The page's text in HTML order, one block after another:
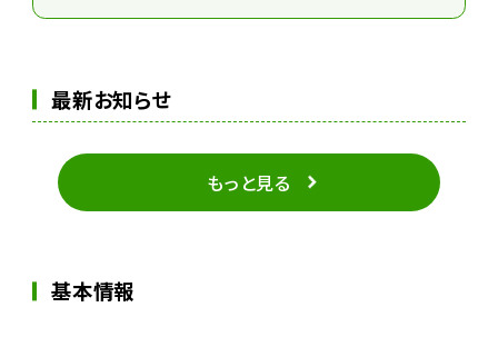
最新お知らせ
もっと見る
基本情報